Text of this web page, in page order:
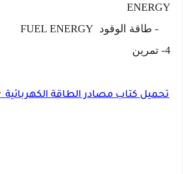
ENERGY
- طاقة الوقود FUEL ENERGY
4- تمرين
تحميل كتاب مصادر الطاقة الكهربائية Sources energy